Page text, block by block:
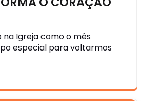
na Igreja como o mês
especial para voltarmos